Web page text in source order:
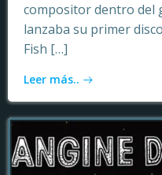
compositor dentro del
lanzaba su primer
Fish […]
Leer más..